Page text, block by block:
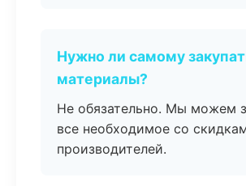
Нужно ли самому
материалы?
Не обязательно. Мы можем
все необходимое со
производителей.